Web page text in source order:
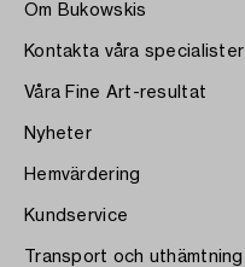
Om Bukowskis
Kontakta våra specialister
Våra Fine Art-resultat
Nyheter
Hemvärdering
Kundservice
Transport och uthämtning